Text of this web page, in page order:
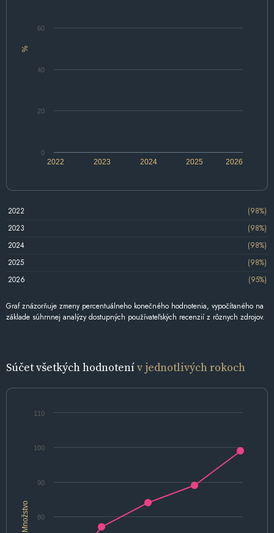
%
2022 2024 2026
2023 2025
0
20
40
60
2022
(98%)
2023
(98%)
2024
(98%)
2025
(98%)
2026
(95%)
Graf znázorňuje zmeny percentuálneho konečného hodnotenia, vypočítaného na
základe súhrnnej analýzy dostupných používateľských recenzií z rôznych zdrojov.
Súčet všetkých hodnotenív jednotlivých rokoch
Množstvo 80
90
100
110